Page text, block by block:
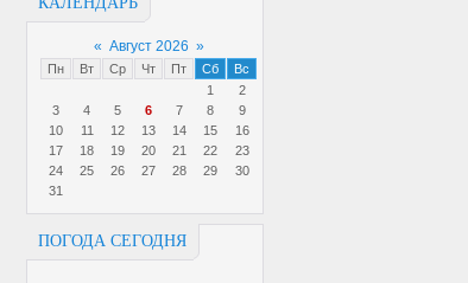
« Август 2026 »
Пн Вт Ср Чт Пт Сб
Вс
1
2
3
4 5 6 7 8
9
10
11 12 13 14 15
16
17
18 19 20 21 22
23
24
25 26 27 28 29
30
31
ПОГОДА СЕГОДНЯ